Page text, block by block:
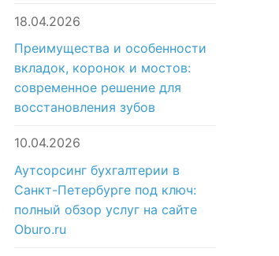
18.04.2026
Преимущества и особенности
вкладок, коронок и мостов:
современное решение для
восстановления зубов
10.04.2026
Аутсорсинг бухгалтерии в
Санкт-Петербурге под ключ:
полный обзор услуг на сайте
Oburo.ru